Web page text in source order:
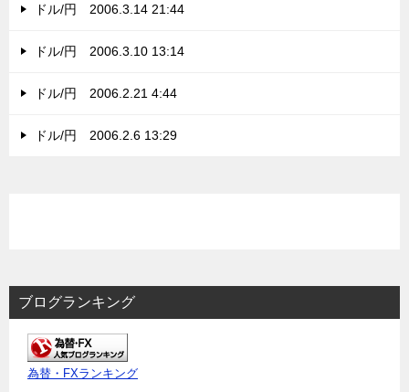
ドル/円 2006.3.14 21:44
ドル/円 2006.3.10 13:14
ドル/円 2006.2.21 4:44
ドル/円 2006.2.6 13:29
ブログランキング
為替・FXランキング